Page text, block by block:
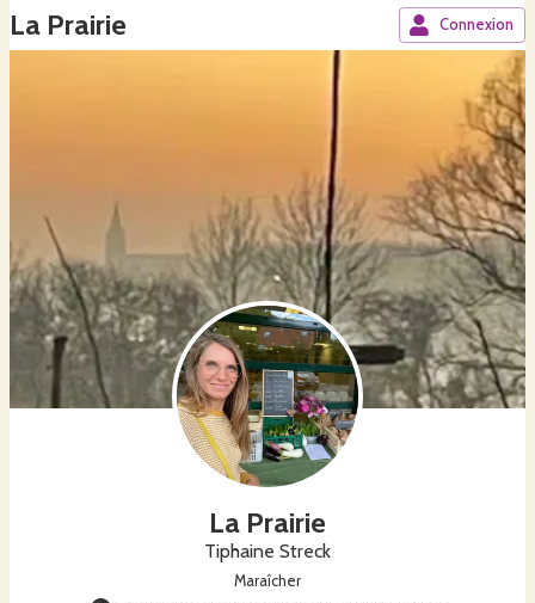
La Prairie Connexion
La Prairie
Tiphaine Streck
Maraîcher